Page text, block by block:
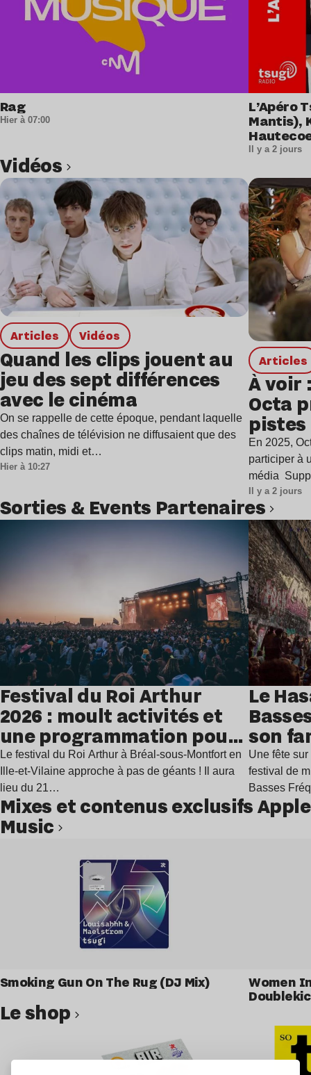
Rag
Hier à 07:00
L’Apéro
Mantis),
Il y a 2 jours
Vidéos
Articles Vidéos
Quand les clips jouent au
jeu des sept différences
avec le cinéma
On se rappelle de cette époque, pendant laquelle
des chaînes de télévision ne diffusaient que des
clips matin, midi et…
Hier à 10:27
Articles
À voir
Octa
ère
En 2025,
participer à
média
Il y a 2 jours
Lire l’article
Sorties & Events Partenaires
Festival du Roi Arthur
2026 : moult activités et
une programmation pour
festoyer
Le festival du Roi Arthur à Bréal-sous-Montfort en
Ille-et-Vilaine approche à pas de géants ! Il aura
lieu du 21…
Le
son
juillet
Une fête
festival de
Basses
Mixes et contenus exclusifs Apple
Music
Smoking Gun On The Rug (DJ Mix) Women
Le shop